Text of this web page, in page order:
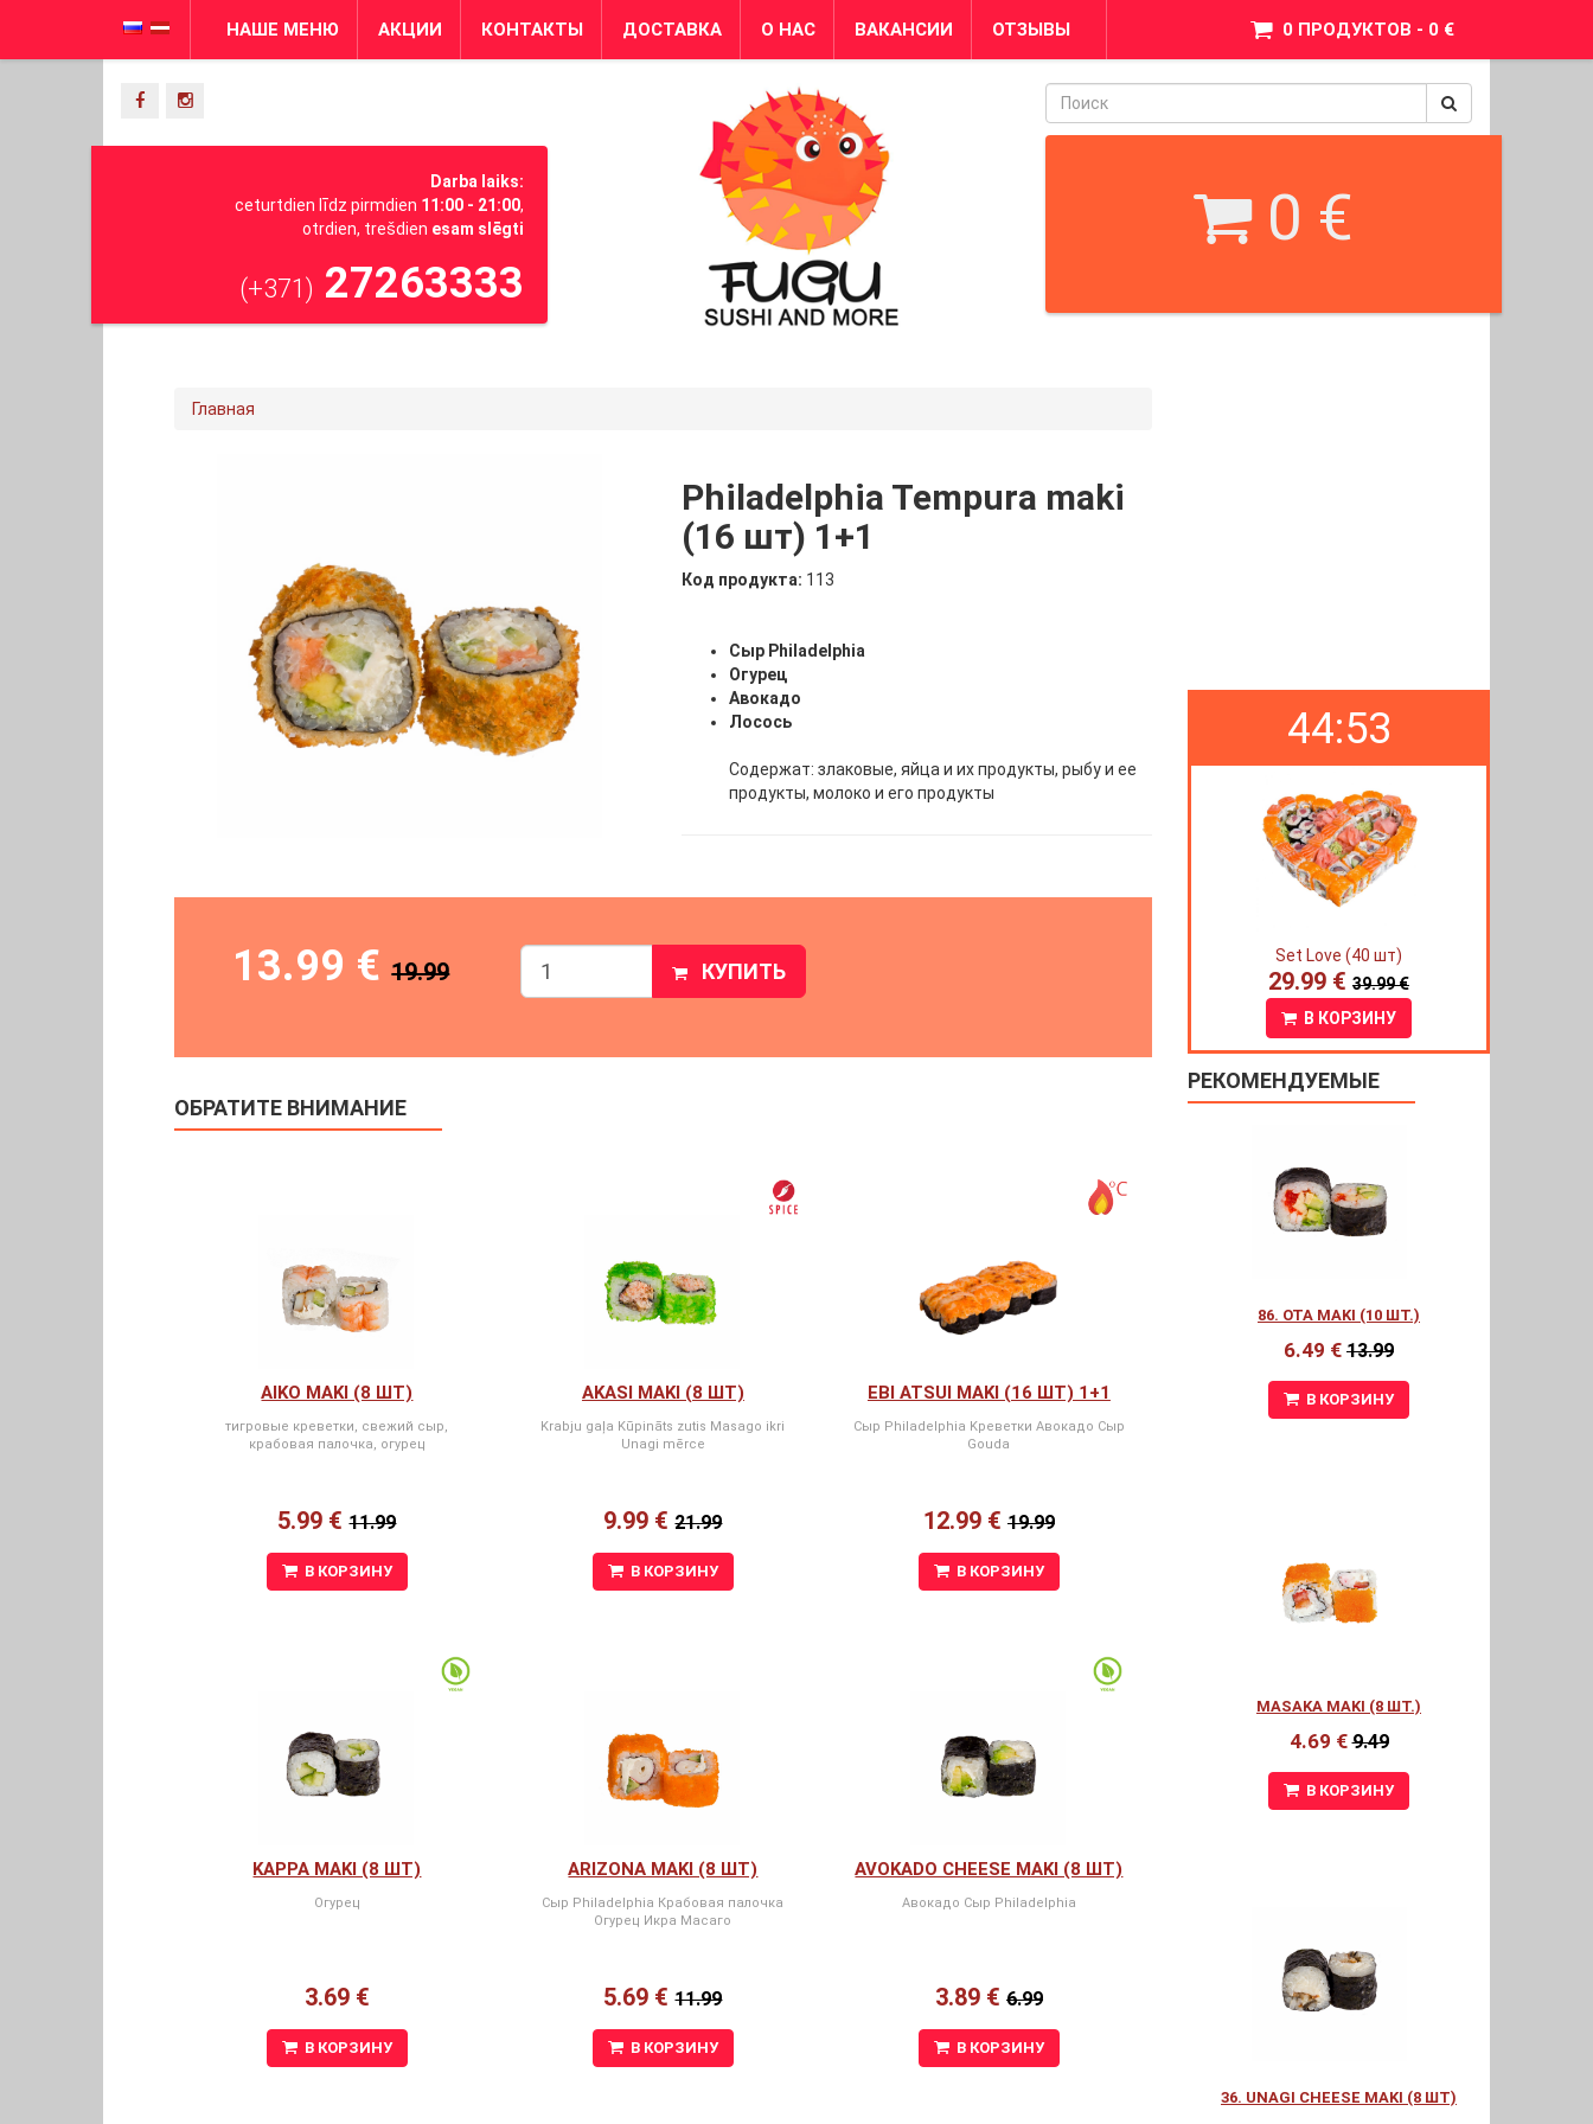
0 ПРОДУКТОВ - 0 €
НАШЕ МЕНЮ АКЦИИ КОНТАКТЫ ДОСТАВКА О НАС ВАКАНСИИ ОТЗЫВЫ
Darba laiks:
ceturtdien līdz pirmdien 11:00 - 21:00,
otrdien, trešdien esam slēgti
(+371) 27263333
0 €
44:52
Set Love (40 шт)
29.99 € 39.99 €
В КОРЗИНУ
РЕКОМЕНДУЕМЫЕ
86. OTA MAKI (10 ШТ.)
6.49 € 13.99
В КОРЗИНУ
MASAKA MAKI (8 ШТ.)
4.69 €9.49
В КОРЗИНУ
36. UNAGI CHEESE MAKI (8 ШТ)
Главная
Philadelphia Tempura maki
(16 шт) 1+1
Код продукта: 113
Сыр Philadelphia
Огурец
Авокадо
Лосось
Содержат: злаковые, яйца и их продукты, рыбу и ее
продукты, молоко и его продукты
13.99 €19.99 КУПИТЬ
ОБРАТИТЕ ВНИМАНИЕ
AIKO MAKI (8 ШТ)
тигровые креветки, свежий сыр,
крабовая палочка, огурец
5.99 €11.99
В КОРЗИНУ
AKASI MAKI (8 ШТ)
Krabju gaļa Kūpināts zutis Masago ikri
Unagi mērce
9.99 €21.99
В КОРЗИНУ
EBI ATSUI MAKI (16 ШТ) 1+1
Сыр Philadelphia Kреветки Авокадо Сыр
Gouda
12.99 € 19.99
В КОРЗИНУ
KAPPA MAKI (8 ШТ)
Огурец
3.69 €
В КОРЗИНУ
ARIZONA MAKI (8 ШТ)
Сыр Philadelphia Крабовая палочка
Огурец Икра Масаго
5.69 €11.99
В КОРЗИНУ
AVOKADO CHEESE MAKI (8 ШТ)
Авокадо Сыр Philadelphia
3.89 € 6.99
В КОРЗИНУ